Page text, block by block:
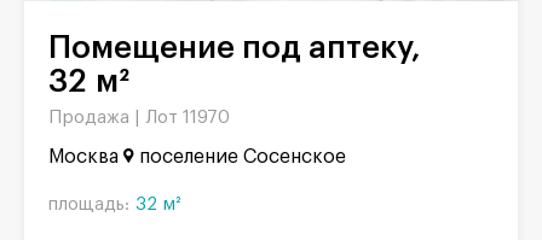
Помещение под аптеку,
32 м²
Продажа | Лот 11970
Москва поселение Сосенское
площадь: 32 м²